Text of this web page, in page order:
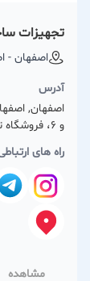
تجهیزات
اصفهان -
آدرس
و 6، فروشگاه توکل
راه های
مشاهده